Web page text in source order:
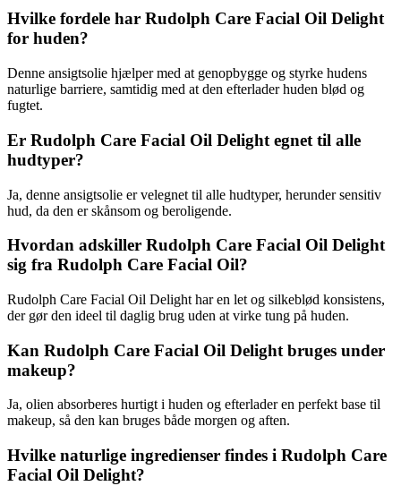
Hvilke fordele har Rudolph Care Facial Oil Delight
for huden?
Denne ansigtsolie hjælper med at genopbygge og styrke hudens
naturlige barriere, samtidig med at den efterlader huden blød og
fugtet.
Er Rudolph Care Facial Oil Delight egnet til alle
hudtyper?
Ja, denne ansigtsolie er velegnet til alle hudtyper, herunder sensitiv
hud, da den er skånsom og beroligende.
Hvordan adskiller Rudolph Care Facial Oil Delight
sig fra Rudolph Care Facial Oil?
Rudolph Care Facial Oil Delight har en let og silkeblød konsistens,
der gør den ideel til daglig brug uden at virke tung på huden.
Kan Rudolph Care Facial Oil Delight bruges under
makeup?
Ja, olien absorberes hurtigt i huden og efterlader en perfekt base til
makeup, så den kan bruges både morgen og aften.
Hvilke naturlige ingredienser findes i Rudolph Care
Facial Oil Delight?